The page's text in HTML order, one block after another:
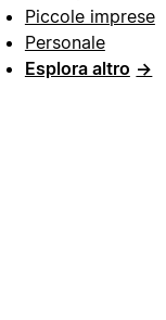
Piccole imprese
Personale
Esplora altro →